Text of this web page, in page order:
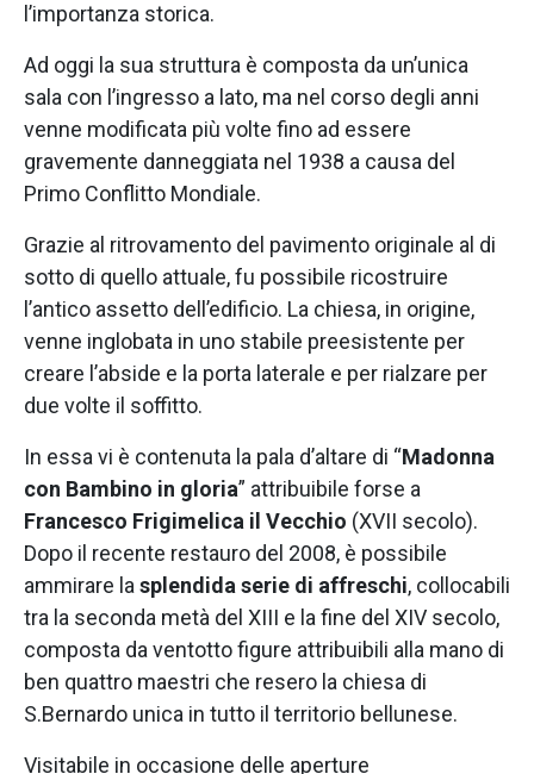
l’importanza storica.
Ad oggi la sua struttura è composta da un’unica
sala con l’ingresso a lato, ma nel corso degli anni
venne modificata più volte fino ad essere
gravemente danneggiata nel 1938 a causa del
Primo Conflitto Mondiale.
Grazie al ritrovamento del pavimento originale al di
sotto di quello attuale, fu possibile ricostruire
l’antico assetto dell’edificio. La chiesa, in origine,
venne inglobata in uno stabile preesistente per
creare l’abside e la porta laterale e per rialzare per
due volte il soffitto.
In essa vi è contenuta la pala d’altare di “Madonna
con Bambino in gloria” attribuibile forse a
Francesco Frigimelica il Vecchio (XVII secolo).
Dopo il recente restauro del 2008, è possibile
ammirare la splendida serie di affreschi, collocabili
tra la seconda metà del XIII e la fine del XIV secolo,
composta da ventotto figure attribuibili alla mano di
ben quattro maestri che resero la chiesa di
S.Bernardo unica in tutto il territorio bellunese.
Visitabile in occasione delle aperture